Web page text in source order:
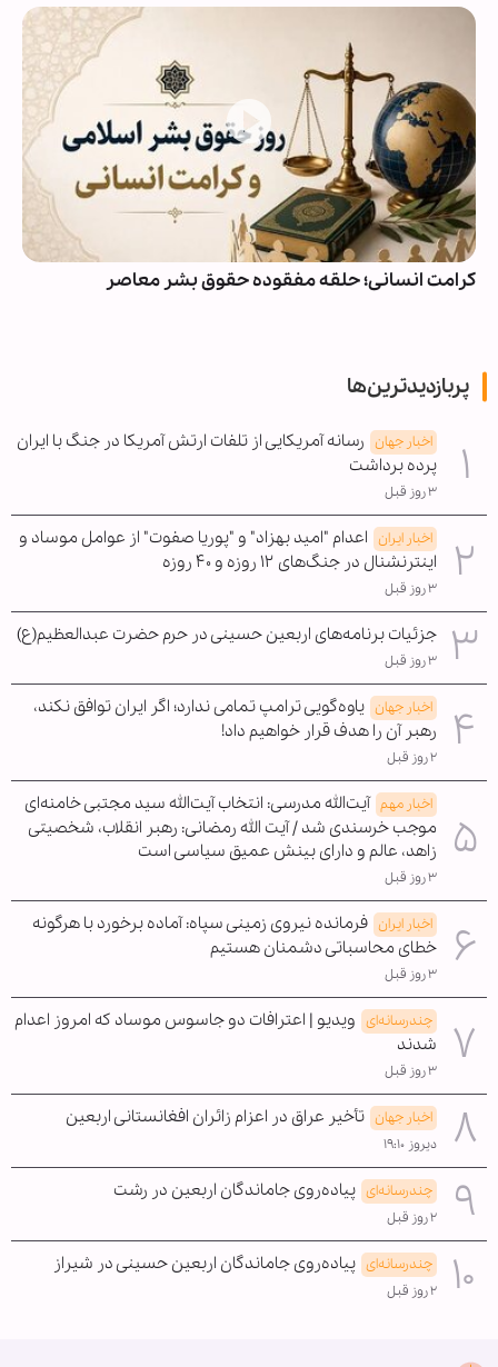
ویدیو | دعا کنیم ما هم در فهرست دعوت‌شدگان به زیارت
پربازدیدترین‌ها
اخبار جهان رسانه آمریکایی از تلفات ارتش آمریکا در جنگ با ایران
پرده برداشت
۳ روز قبل
اخبار ایران اعدام "امید بهزاد" و "پوریا صفوت" از عوامل موساد و
اینترنشنال در جنگ‌های ۱۲ روزه و ۴۰ روزه
۳ روز قبل
جزئیات برنامه‌های اربعین حسینی در حرم حضرت عبدالعظیم(ع)
۳ روز قبل
اخبار جهان یاوه‌گویی ترامپ تمامی ندارد؛ اگر ایران توافق نکند،
رهبر آن را هدف قرار خواهیم داد!
۲ روز قبل
اخبار مهم آیت‌الله مدرسی: انتخاب آیت‌الله سید مجتبی خامنه‌ای
موجب خرسندی شد / آیت الله رمضانی: رهبر انقلاب، شخصیتی
زاهد، عالم و دارای بینش عمیق سیاسی است
۳ روز قبل
اخبار ایران فرمانده نیروی زمینی سپاه: آماده برخورد با هرگونه
خطای محاسباتی دشمنان هستیم
۳ روز قبل
چندرسانه‌ای ویدیو | اعترافات دو جاسوس موساد که امروز اعدام
شدند
۳ روز قبل
اخبار جهان تأخیر عراق در اعزام زائران افغانستانی اربعین
دیروز ۱۹:۱۰
چندرسانه‌ای پیاده‌روی جاماندگان اربعین در رشت
۲ روز قبل
چندرسانه‌ای پیاده‌روی جاماندگان اربعین حسینی در شیراز
۲ روز قبل